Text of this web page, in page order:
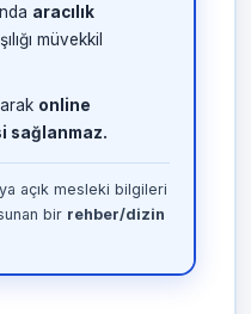
aracılık
müvekkil
online
sağlanmaz.
açık mesleki bilgileri
bir rehber/dizin